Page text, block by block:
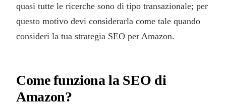
quasi tutte le ricerche sono di tipo transazionale; per
questo motivo devi considerarla come tale quando
consideri la tua strategia SEO per Amazon.
Come funziona la SEO di
Amazon?